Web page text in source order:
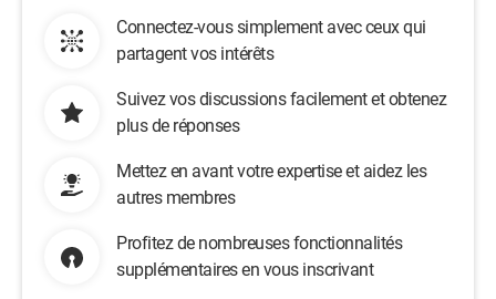
Connectez-vous simplement avec ceux qui
partagent vos intérêts
Suivez vos discussions facilement et obtenez
plus de réponses
Mettez en avant votre expertise et aidez les
autres membres
Profitez de nombreuses fonctionnalités
supplémentaires en vous inscrivant